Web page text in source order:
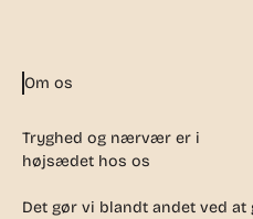
Om os
Tryghed og nærvær er i
højsædet hos os
Det gør vi blandt andet ved